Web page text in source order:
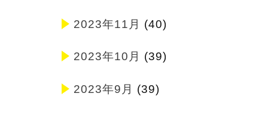
2023年11月 (40)
2023年10月 (39)
2023年9月 (39)